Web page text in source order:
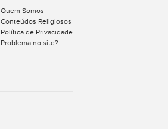
Quem Somos
Conteúdos Religiosos
Política de Privacidade
Problema no site?